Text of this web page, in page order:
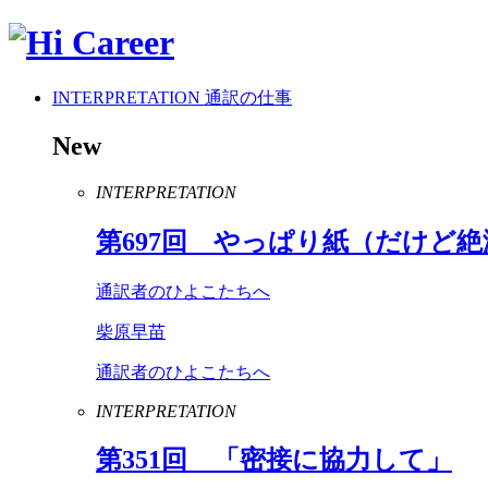
INTERPRETATION 通訳の仕事
New
INTERPRETATION
第697回 やっぱり紙（だけど絶
通訳者のひよこたちへ
柴原早苗
通訳者のひよこたちへ
INTERPRETATION
第351回 「密接に協力して」